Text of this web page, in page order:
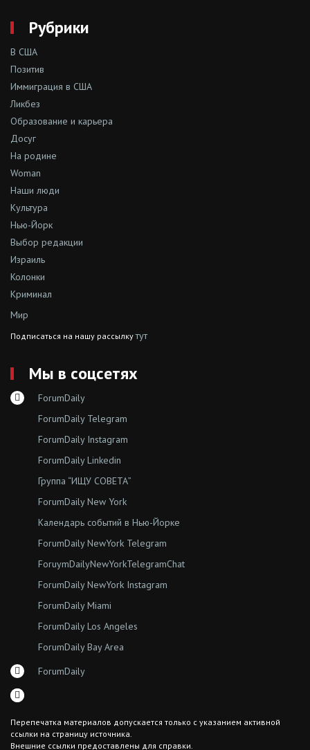
Рубрики
В США
Позитив
Иммиграция в США
Ликбез
Образование и карьера
Досуг
На родине
Woman
Наши люди
Культура
Нью-Йорк
Выбор редакции
Израиль
Колонки
Криминал
Мир
Подписаться на нашу рассылкутут
Мы в соцсетях
ForumDaily
ForumDaily Telegram
ForumDaily Instagram
ForumDaily Linkedin
Группа “ИЩУ СОВЕТА”
ForumDaily New York
Календарь событий в Нью-Йорке
ForumDaily NewYork Telegram
ForuymDailyNewYorkTelegramChat
ForumDaily NewYork Instagram
ForumDaily Miami
ForumDaily Los Angeles
ForumDaily Bay Area
ForumDaily
Перепечатка материалов допускается только с указанием активной
ссылки на страницу источника.
Внешние ссылки предоставлены для справки.